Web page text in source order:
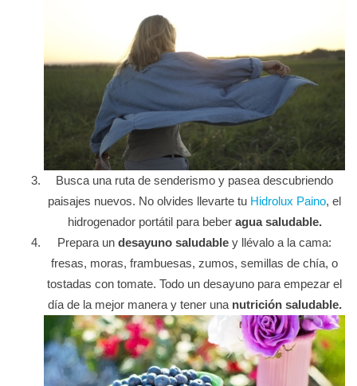
Busca una ruta de senderismo y pasea descubriendo
paisajes nuevos. No olvides llevarte tu Hidrolux Paino, el
hidrogenador portátil para beber agua saludable.
Prepara un desayuno saludable y llévalo a la cama:
fresas, moras, frambuesas, zumos, semillas de chía, o
tostadas con tomate. Todo un desayuno para empezar el
día de la mejor manera y tener una nutrición saludable.